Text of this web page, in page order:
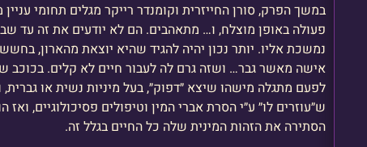
במשך הפרק, סורן החייזרית וקומנדר רייקר מגלים תחומי
פעולה באופן מוצלח, ו… מתאהבים. הם לא יודעים את זה עד
נמשכת אליו. יותר נכון יהיה להגיד שהיא יוצאת מהארון,
אישה מאשר גבר… ושזה גרם לה לעבור חיים לא קלים. בכוכב
לפעם מתגלה מישהו שיצא ״דפוק״, בעל מיניות נשית או
ש״עוזרים לו״ ע״י הסרת אברי המין וטיפולים פסיכולוגיים,
הסתירה את הזהות המינית שלה כל החיים בגלל זה.